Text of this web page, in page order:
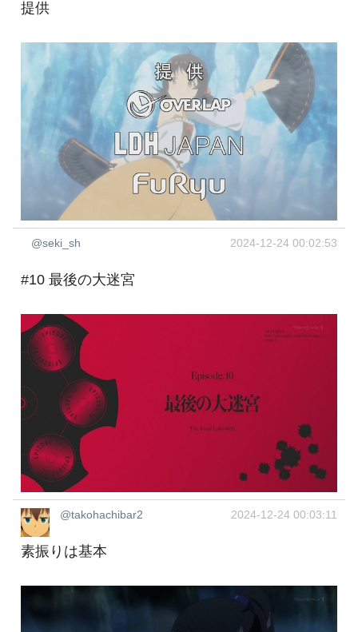
提供
@seki_sh 2024-12-24 00:02:53
#10 最後の大迷宮
@takohachibar2 2024-12-24 00:03:11
素振りは基本